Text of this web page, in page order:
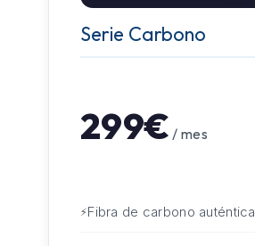
Serie Carbono
299€ / mes
Fibra de carbono auténtica